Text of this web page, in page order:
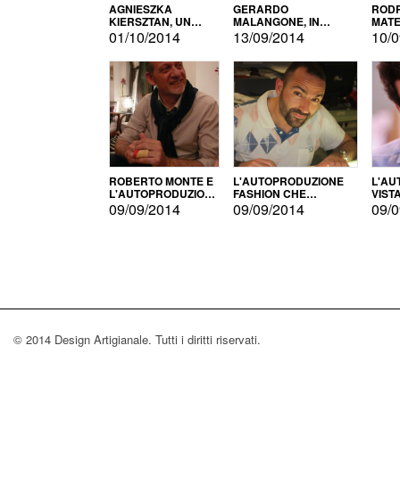
AGNIESZKA
KIERSZTAN, UN
MODELLO DI
AUTOPRODUZIONE
01/10/2014
GERARDO
MALANGONE, IN
GIURIA PER IL
CONCORSO
LETTERARIO
13/09/2014 10/
ROBERTO MONTE E
L'AUTOPRODUZIONE
CON IL CENSIMENTO
09/09/2014
L'AUTOPRODUZIONE
FASHION CHE
CONQUISTA GLI USA
09/09/2014 09/
© 2014 Design Artigianale. Tutti i diritti riservati.